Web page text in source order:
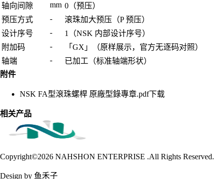
轴向间隙
mm 0（预压）
预压方式
-
滚珠加大预压（P 预压）
设计序号
-
1（NSK 内部设计序号）
附加码
-
「GX」（原样展示，官方无逐码对照）
轴端
-
已加工（标准轴端形状）
附件
NSK FA型滾珠螺桿 原廠型錄專章.pdf下载
相关产品
Copyright©2026 NAHSHON ENTERPRISE .All Rights Reserved.
Design by 鱼禾子